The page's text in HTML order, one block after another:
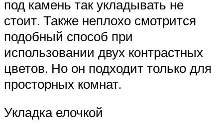
под камень так укладывать не
стоит. Также неплохо смотрится
подобный способ при
использовании двух контрастных
цветов. Но он подходит только для
просторных комнат.
Укладка елочкой